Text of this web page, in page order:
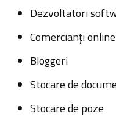
Dezvoltatori
Comercianți online
Bloggeri
Stocare de
Stocare de poze